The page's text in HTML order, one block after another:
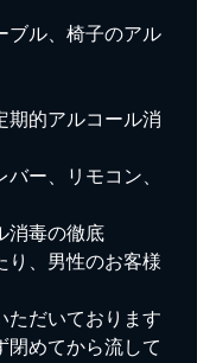
ブル、椅子のアル
期的アルコール消
バー、リモコン、
消毒の徹底
り、男性のお客様
だいております
閉めてから流して